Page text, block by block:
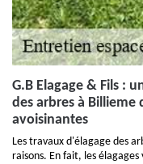
G.B Elagage & Fils :
des arbres à Billieme
avoisinantes
Les travaux d'élagage des
raisons. En fait, les